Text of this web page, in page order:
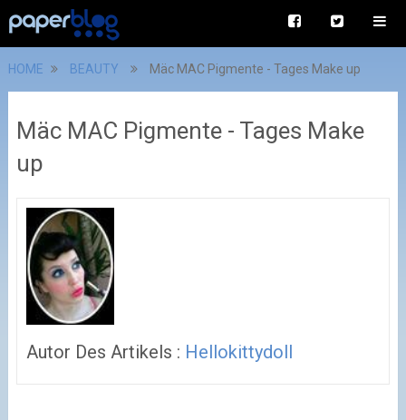
HOME BEAUTY Mäc MAC Pigmente - Tages Make up
Mäc MAC Pigmente - Tages Make
up
Autor Des Artikels : Hellokittydoll